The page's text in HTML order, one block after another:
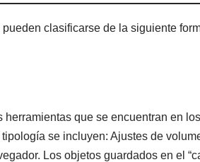
clasificarse de la siguiente
que se encuentran en
se incluyen: Ajustes de
Los objetos guardados en el